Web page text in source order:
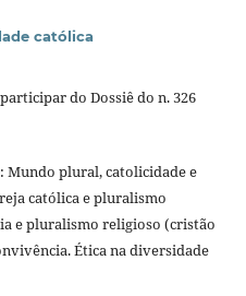
católica
do Dossiê do n. 326
: Mundo plural, catolicidade e
católica e pluralismo
e pluralismo religioso (cristão
Ética na diversidade